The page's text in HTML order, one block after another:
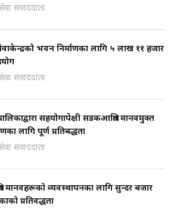
संवाददाता
भवन निर्माणका लागि ५ लाख ११ हजार
संवाददाता
सहयोगापेक्षी सडकआश्रित मानवमुक्त
लागि पूर्ण प्रतिबद्धता
संवाददाता
मानवहरूको व्यवस्थापनका लागि सुन्दर बजार
प्रतिवद्धता